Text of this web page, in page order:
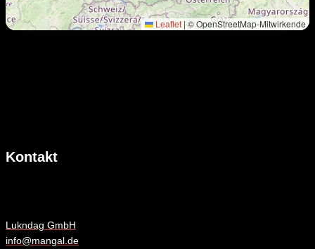
Leaflet | © OpenStreetMap-Mitwirkende
Kontakt
Lukndag GmbH
info@mangal.de